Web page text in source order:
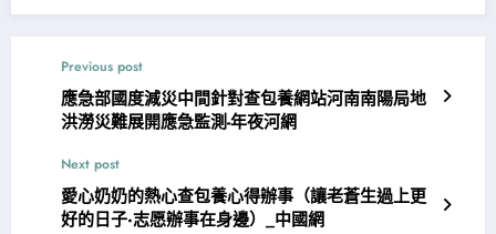
Previous post
應急部國度減災中間針對查包養網站河南南陽局地
洪澇災難展開應急監測-年夜河網
Next post
愛心奶奶的熱心查包養心得辦事（讓老蒼生過上更
好的日子·志愿辦事在身邊）_中國網